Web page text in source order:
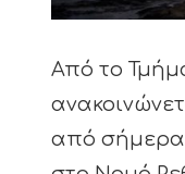
Από το
από σήμερα